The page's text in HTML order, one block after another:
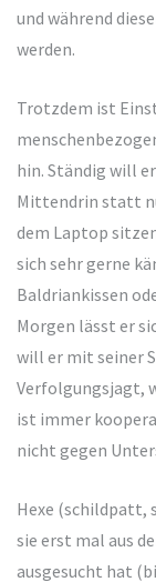
und während
werden.
Trotzdem ist
hin. Ständig will
Mittendrin statt
dem Laptop
sich sehr gerne
Baldriankissen
Morgen lässt er
will er mit seiner
Verfolgungsjagt,
ist immer
nicht gegen
Hexe (schildpatt,
sie erst mal aus
ausgesucht hat